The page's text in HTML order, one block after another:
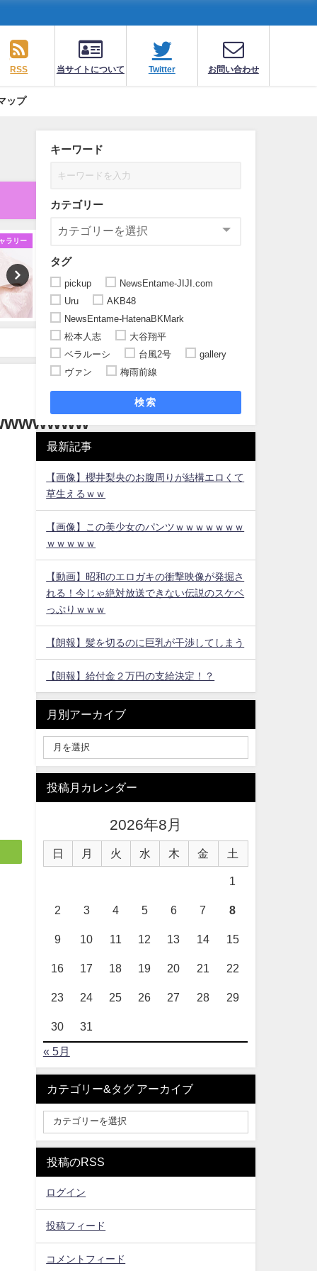
RSS 当サイトについて Twitter お問い合わせ
ップ
ラリー
キーワード
カテゴリー
タグ
pickup
NewsEntame-JIJI.com
Uru
AKB48
NewsEntame-HatenaBKMark
松本人志
大谷翔平
ベラルーシ
台風2号
gallery
ヴァン
梅雨前線
検索
最新記事
【画像】櫻井梨央のお腹周りが結構エロくて
草生えるｗｗ
【画像】この美少女のパンツｗｗｗｗｗｗｗ
ｗｗｗｗｗ
【動画】昭和のエロガキの衝撃映像が発掘さ
れる！今じゃ絶対放送できない伝説のスケベ
っぷりｗｗｗ
【朗報】髪を切るのに巨乳が干渉してしまう
【朗報】給付金２万円の支給決定！？
月別アーカイブ
投稿月カレンダー
2026年8月
日 月 火 水 木 金 土
1
2 3 4 5 6 7 8
9 10 11 12 13 14 15
16 17 18 19 20 21 22
23 24 25 26 27 28 29
30 31
« 5月
カテゴリー&タグ アーカイブ
投稿のRSS
ログイン
投稿フィード
コメントフィード